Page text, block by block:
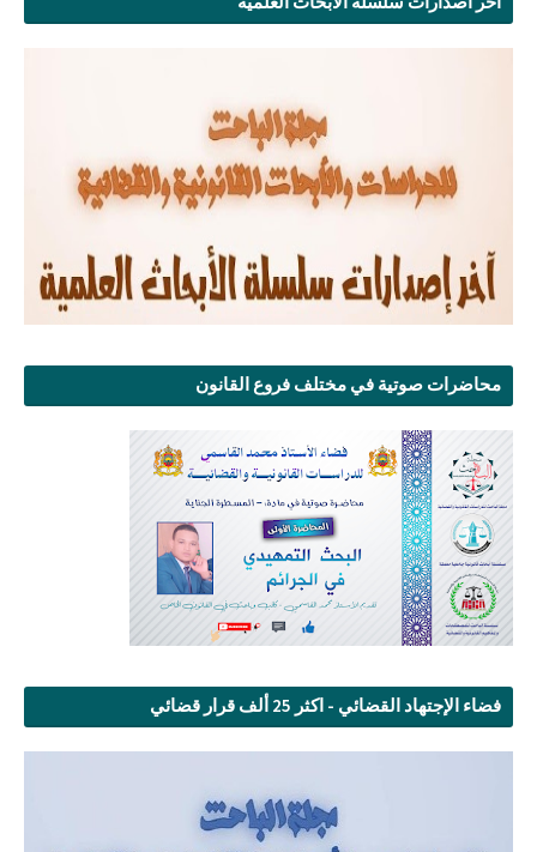
محاضرات صوتية في مختلف فروع القانون
فضاء الإجتهاد القضائي - اكثر 25 ألف قرار قضائي